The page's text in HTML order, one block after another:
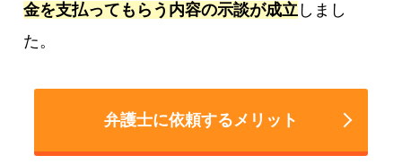
金を支払ってもらう内容の示談が成立 しまし
た。
弁護士に依頼するメリット